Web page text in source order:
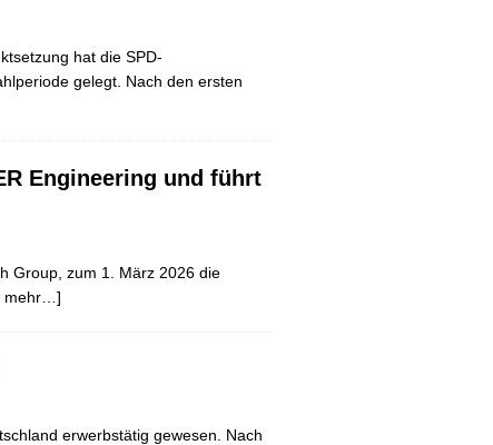
hat die SPD-
gelegt. Nach den ersten
Engineering und führt
Group, zum 1. März 2026 die
mehr…]
erwerbstätig gewesen. Nach